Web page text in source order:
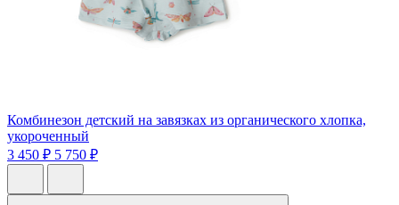
Комбинезон детский на завязках из органического хлопка,
укороченный
3 450 ₽ 5 750 ₽